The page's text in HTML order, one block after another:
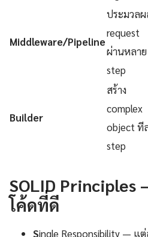
Middleware/Pipeline
ประมวล
request
ผ่านหลาย
step
Builder
สร้าง
complex
object ที
step
SOLID Principles
โค้ดที่ดี
Single Responsibility — แ